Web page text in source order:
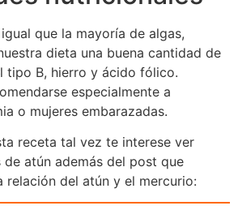
que la mayoría de algas,
dieta una buena cantidad de
tipo B, hierro y ácido fólico.
especialmente a
o mujeres embarazadas.
receta tal vez te interese ver
atún además del post que
relación del atún y el mercurio: